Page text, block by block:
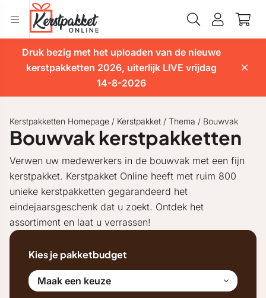
Druk bezig met het uploaden van de nieuwe
kerstpakketten 2026, uiterlijk LIVE vrijdag
14-8-2026
Kerstpakketten Homepage / Kerstpakket / Thema / Bouwvak
Bouwvak kerstpakketten
Verwen uw medewerkers in de bouwvak met een fijn
kerstpakket. Kerstpakket Online heeft met ruim 800
unieke kerstpakketten gegarandeerd het
eindejaarsgeschenk dat u zoekt. Ontdek het
assortiment en laat u verrassen!
Kies je pakketbudget
Maak een keuze